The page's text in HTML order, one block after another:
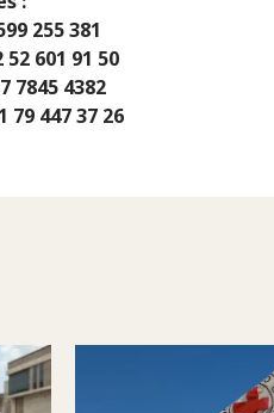
255 381
601 91 50
7845 4382
447 37 26